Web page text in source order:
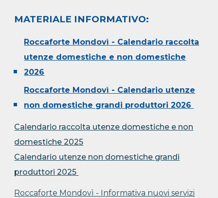
MATERIALE INFORMATIVO:
Roccaforte Mondovì - Calendario raccolta
utenze domestiche e non domestiche
2026
Roccaforte Mondovì - Calendario utenze
non domestiche grandi produttori 2026
Calendario raccolta utenze domestiche e non
domestiche2025
Calendario utenze non domestiche grandi
produttori 2025
Roccaforte Mondovì - Informativa nuovi servizi